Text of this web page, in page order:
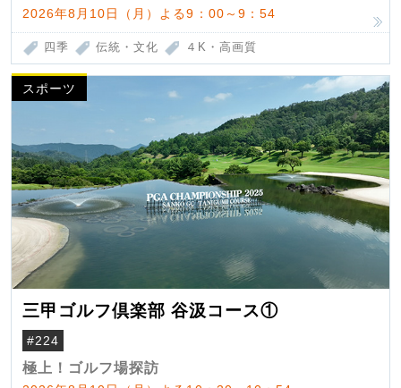
2026年8月10日（月）よる9：00～9：54
四季 伝統・文化 ４K・高画質
スポーツ
三甲ゴルフ倶楽部 谷汲コース①
#224
極上！ゴルフ場探訪